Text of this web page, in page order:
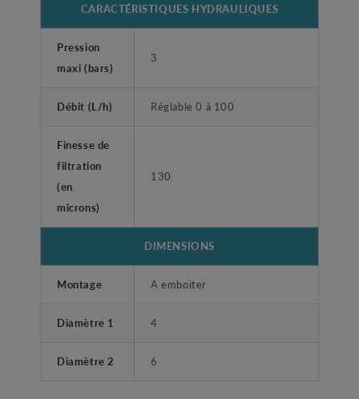
CARACTÉRISTIQUES HYDRAULIQUES
Pression
maxi (bars)
3
Débit (L/h) Réglable 0 à 100
Finesse de
filtration
(en
microns)
130
DIMENSIONS
Montage A emboiter
Diamètre 1 4
Diamètre 2 6